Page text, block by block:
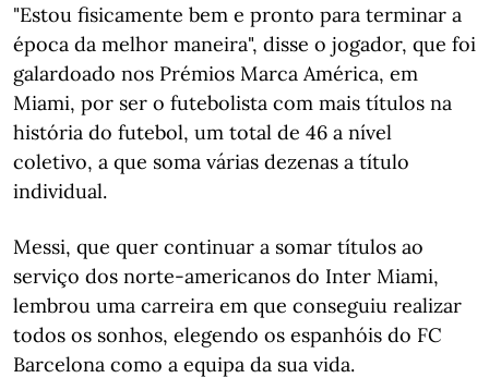
"Estou fisicamente bem e pronto para terminar a
época da melhor maneira", disse o jogador, que foi
galardoado nos Prémios Marca América, em
Miami, por ser o futebolista com mais títulos na
história do futebol, um total de 46 a nível
coletivo, a que soma várias dezenas a título
individual.
Messi, que quer continuar a somar títulos ao
serviço dos norte-americanos do Inter Miami,
lembrou uma carreira em que conseguiu realizar
todos os sonhos, elegendo os espanhóis do FC
Barcelona como a equipa da sua vida.